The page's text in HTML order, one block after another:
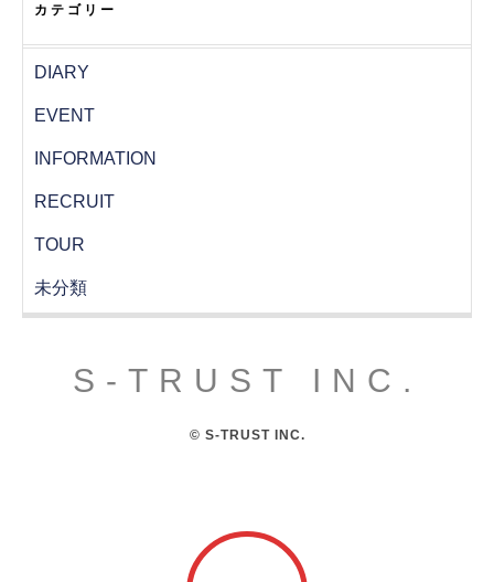
カテゴリー
DIARY
EVENT
INFORMATION
RECRUIT
TOUR
未分類
S-TRUST INC.
© S-TRUST INC.